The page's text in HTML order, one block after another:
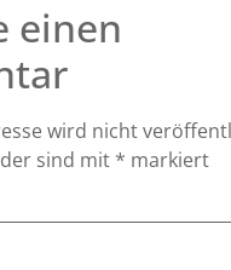
einen
wird nicht
sind mit * markiert